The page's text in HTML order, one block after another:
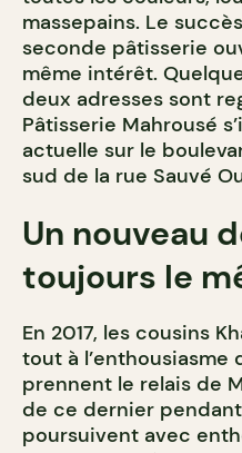
massepains. Le
seconde pâtisserie
même intérêt.
deux adresses sont
Pâtisserie Mahrousé
actuelle sur le
sud de la rue Sauvé
Un nouveau
toujours le
En 2017, les cousins
tout à l’enthousiasme
prennent le relais de
de ce dernier
poursuivent avec